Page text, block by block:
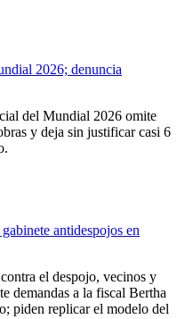
2026; denuncia
del Mundial 2026 omite
y deja sin justificar casi 6
antidespojos en
el despojo, vecinos y
demandas a la fiscal Bertha
piden replicar el modelo del